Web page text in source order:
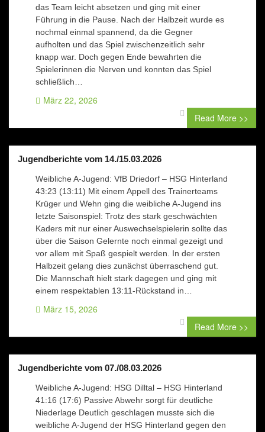
das Team leicht absetzen und ging mit einer
Führung in die Pause. Nach der Halbzeit wurde es
nochmal einmal spannend, da die Gegner
aufholten und das Spiel zwischenzeitlich sehr
knapp war. Doch gegen Ende bewahrten die
Spielerinnen die Nerven und konnten das Spiel
schließlich…
März 22, 2026
0 comment
Read More >>
Jugendberichte vom 14./15.03.2026
Weibliche A-Jugend: VfB Driedorf – HSG Hinterland
43:23 (13:11) Mit einem Appell des Trainerteams
Krüger und Wehn ging die weibliche A-Jugend ins
letzte Saisonspiel: Trotz des stark geschwächten
Kaders mit nur einer Auswechselspielerin sollte das
über die Saison Gelernte noch einmal gezeigt und
vor allem mit Spaß gespielt werden. In der ersten
Halbzeit gelang dies zunächst überraschend gut.
Die Mannschaft hielt stark dagegen und ging mit
einem respektablen 13:11-Rückstand in…
März 15, 2026
0 comment
Read More >>
Jugendberichte vom 07./08.03.2026
Weibliche A-Jugend: HSG Dilltal – HSG Hinterland
41:16 (17:6) Passive Abwehr sorgt für deutliche
Niederlage Deutlich geschlagen musste sich die
weibliche A-Jugend der HSG Hinterland gegen den